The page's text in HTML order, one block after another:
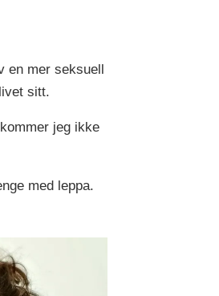
en mer seksuell
sitt.
jeg ikke
med leppa.